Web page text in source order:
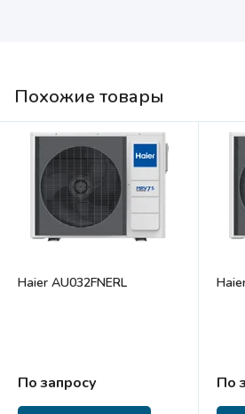
Похожие товары
Haier AU032FNERL
По запросу По